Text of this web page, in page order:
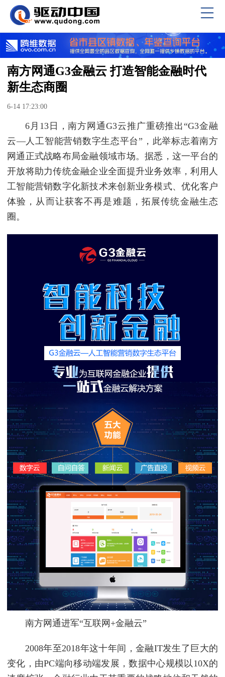
南方网通G3金融云 打造智能金融时代
新生态商圈
6-14 17:23:00
6月13日，南方网通G3云推广重磅推出“G3金融
云—人工智能营销数字生态平台”，此举标志着南方
网通正式战略布局金融领域市场。据悉，这一平台的
开放将助力传统金融企业全面提升业务效率，利用人
工智能营销数字化新技术来创新业务模式、优化客户
体验，从而让获客不再是难题，拓展传统金融生态
圈。
南方网通进军“互联网+金融云”
2008年至2018年这十年间，金融IT发生了巨大的
变化，由PC端向移动端发展，数据中心规模以10X的